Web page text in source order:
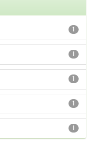
1
1
1
1
1